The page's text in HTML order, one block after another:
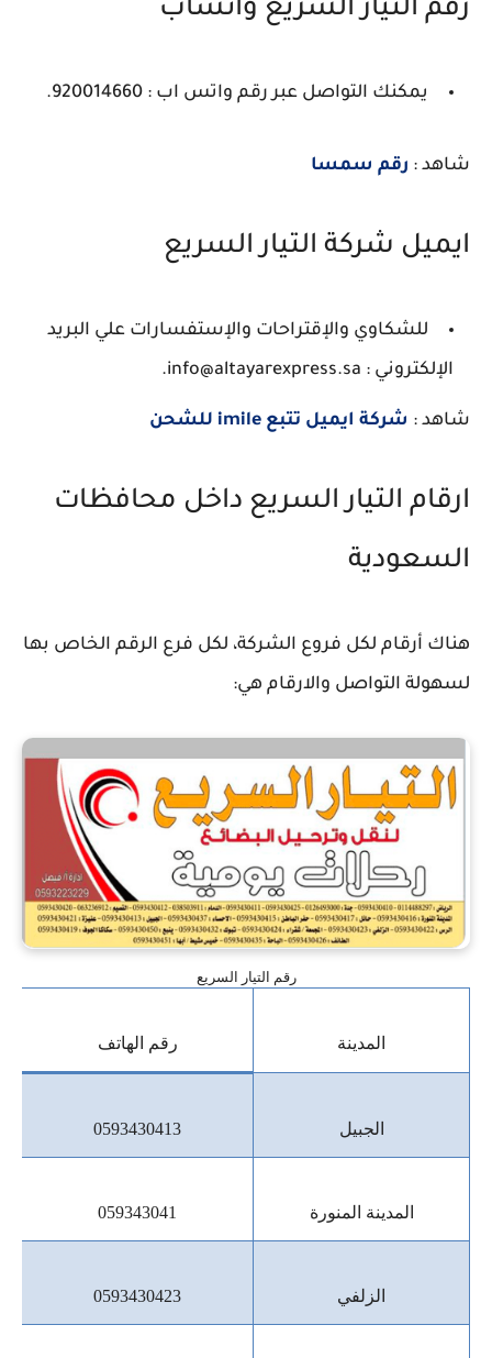
رقم التيار السريع واتساب
يمكنك التواصل عبر رقم واتس اب : 920014660.
شاهد : رقم سمسا
ايميل شركة التيار السريع
للشكاوي والإقتراحات والإستفسارات علي البريد
الإلكتروني : info@altayarexpress.sa.
شاهد : شركة ايميل تتبع imile للشحن
ارقام التيار السريع داخل محافظات
السعودية
هناك أرقام لكل فروع الشركة، لكل فرع الرقم الخاص بها
لسهولة التواصل والارقام هي:
رقم التيار السريع
المدينة رقم الهاتف
الجبيل 0593430413
المدينة المنورة 059343041
الزلفي 0593430423